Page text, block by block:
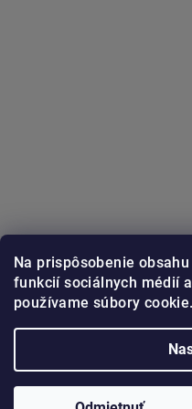
Na prispôsobenie
funkcií sociálnych médií
používame súbory
Sledovať na